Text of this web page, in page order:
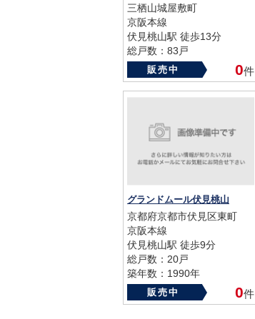
三栖山城屋敷町
京阪本線
伏見桃山駅 徒歩13分
総戸数：83戸
築年数：2008年
販売中 0件
グランドムール伏見桃山
京都府京都市伏見区東町
京阪本線
伏見桃山駅 徒歩9分
総戸数：20戸
築年数：1990年
販売中 0件